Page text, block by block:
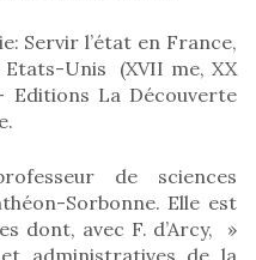
Servir l’état en France,
Unis (XVII me, XX
Editions La Découverte
de sciences
Sorbonne. Elle est
dont, avec F. d’Arcy, »
administratives de la